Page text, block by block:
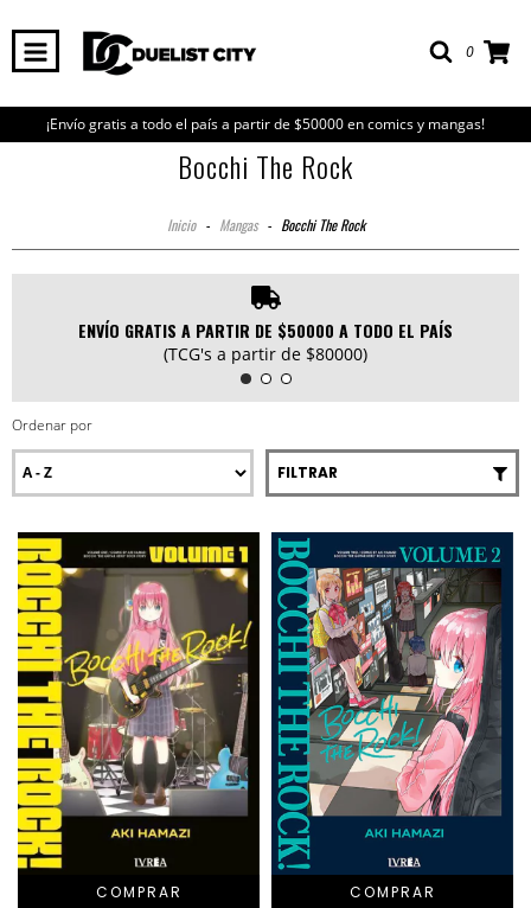
0
¡Envío gratis a todo el país a partir de $50000 en comics y mangas!
Bocchi The Rock
Inicio - Mangas - Bocchi The Rock
ENVÍO GRATIS A PARTIR DE $50000 A TODO EL PAÍS
(TCG's a partir de $80000)
Ordenar por
FILTRAR